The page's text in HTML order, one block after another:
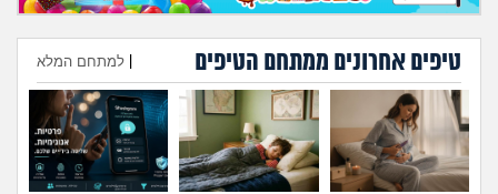
טיפים אחרונים ממתחם הטיפים למתחם המלא
הוספת טיפ